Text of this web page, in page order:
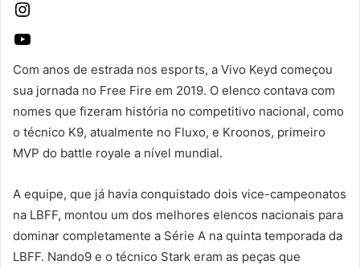
Com anos de estrada nos esports, a Vivo Keyd começou
sua jornada no Free Fire em 2019. O elenco contava com
nomes que fizeram história no competitivo nacional, como
o técnico K9, atualmente no Fluxo, e Kroonos, primeiro
MVP do battle royale a nível mundial.
A equipe, que já havia conquistado dois vice-campeonatos
na LBFF, montou um dos melhores elencos nacionais para
dominar completamente a Série A na quinta temporada da
LBFF. Nando9 e o técnico Stark eram as peças que